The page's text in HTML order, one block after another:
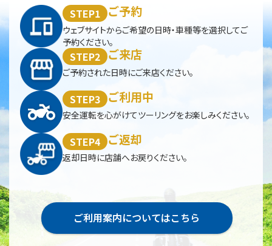
STEP1 ご予約
ウェブサイトからご希望の日時・車種等を選択してご
予約ください。
STEP2 ご来店
ご予約された日時にご来店ください。
STEP3 ご利用中
安全運転を心がけてツーリングをお楽しみください。
STEP4 ご返却
返却日時に店舗へお戻りください。
ご利用案内についてはこちら